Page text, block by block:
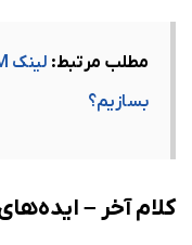
مطلب مرتبط:
بسازیم؟
کلام آخر –